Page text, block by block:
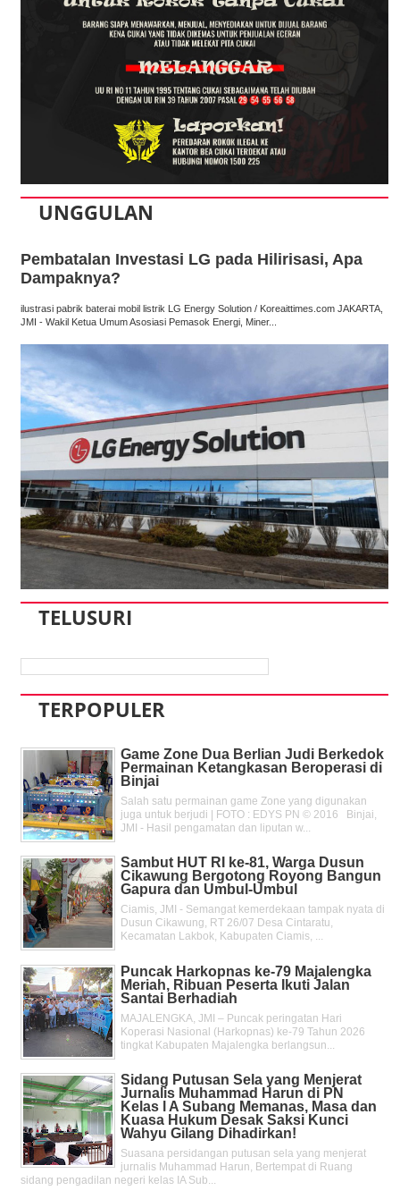
UNGGULAN
Pembatalan Investasi LG pada Hilirisasi, Apa
Dampaknya?
ilustrasi pabrik baterai mobil listrik LG Energy Solution / Koreaittimes.com JAKARTA,
JMI - Wakil Ketua Umum Asosiasi Pemasok Energi, Miner...
TELUSURI
TERPOPULER
Game Zone Dua Berlian Judi Berkedok
Permainan Ketangkasan Beroperasi di
Binjai
Salah satu permainan game Zone yang digunakan
juga untuk berjudi | FOTO : EDYS PN © 2016 Binjai,
JMI - Hasil pengamatan dan liputan w...
Sambut HUT RI ke-81, Warga Dusun
Cikawung Bergotong Royong Bangun
Gapura dan Umbul-Umbul
Ciamis, JMI - Semangat kemerdekaan tampak nyata di
Dusun Cikawung, RT 26/07 Desa Cintaratu,
Kecamatan Lakbok, Kabupaten Ciamis, ...
Puncak Harkopnas ke-79 Majalengka
Meriah, Ribuan Peserta Ikuti Jalan
Santai Berhadiah
MAJALENGKA, JMI – Puncak peringatan Hari
Koperasi Nasional (Harkopnas) ke-79 Tahun 2026
tingkat Kabupaten Majalengka berlangsun...
Sidang Putusan Sela yang Menjerat
Jurnalis Muhammad Harun di PN
Kelas l A Subang Memanas, Masa dan
Kuasa Hukum Desak Saksi Kunci
Wahyu Gilang Dihadirkan!
Suasana persidangan putusan sela yang menjerat
jurnalis Muhammad Harun, Bertempat di Ruang
sidang pengadilan negeri kelas IA Sub...